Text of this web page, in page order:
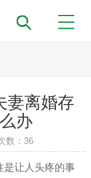
妻离婚存
办
数：36
是让人头疼的事